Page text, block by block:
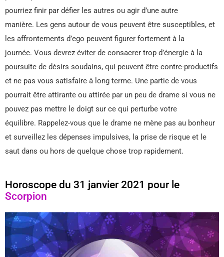
pourriez finir par défier les autres ou agir d’une autre
manière. Les gens autour de vous peuvent être susceptibles, et
les affrontements d’ego peuvent figurer fortement à la
journée. Vous devrez éviter de consacrer trop d’énergie à la
poursuite de désirs soudains, qui peuvent être contre-productifs
et ne pas vous satisfaire à long terme. Une partie de vous
pourrait être attirante ou attirée par un peu de drame si vous ne
pouvez pas mettre le doigt sur ce qui perturbe votre
équilibre. Rappelez-vous que le drame ne mène pas au bonheur
et surveillez les dépenses impulsives, la prise de risque et le
saut dans ou hors de quelque chose trop rapidement.
Horoscope du 31 janvier 2021 pour le
Scorpion